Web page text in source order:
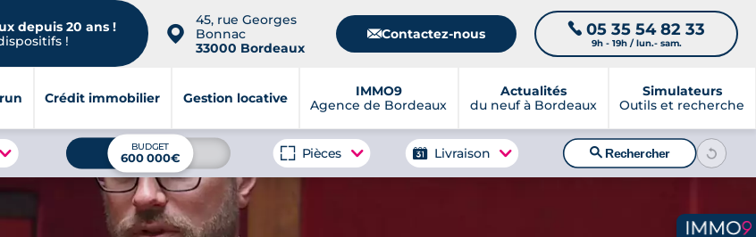
depuis 20 ans !
!
📍
45, rue Georges
Bonnac
33000 Bordeaux
📧Contactez-nous 📞 05 35 54 82 33
9h - 19h / lun.- sam.
Crédit immobilier Gestion locative
IMMO9
Agence de Bordeaux
Actualités
du neuf à Bordeaux
Simulateurs
Outils et recherche
BUDGET
600 000€ Pièces Livraison 🔍Rechercher